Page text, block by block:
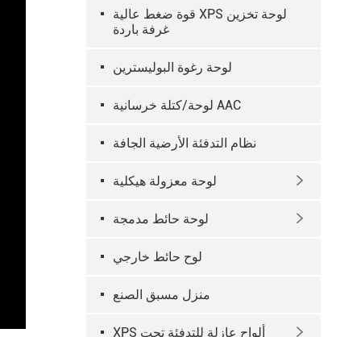
قوة ضغط عالية XPS لوحة تخزين
غرفة باردة
لوحة رغوة البوليسترين
لوحة/كتلة خرسانية AAC
نظام التدفئة الأرضية الجافة
لوحة معزولة هيكلية 
لوحة حائط مدمجة 
لوح حائط خارجي
منزل مسبق الصنع
XPS ألواح عازلة للتدفئة تحت
